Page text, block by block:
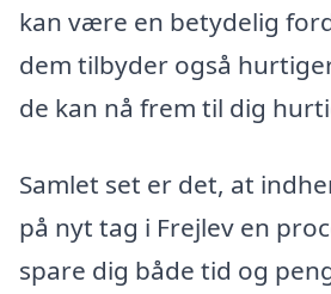
kan være en betydelig
dem tilbyder også
de kan nå frem til dig
Samlet set er det, at
på nyt tag i Frejlev en
spare dig både tid og